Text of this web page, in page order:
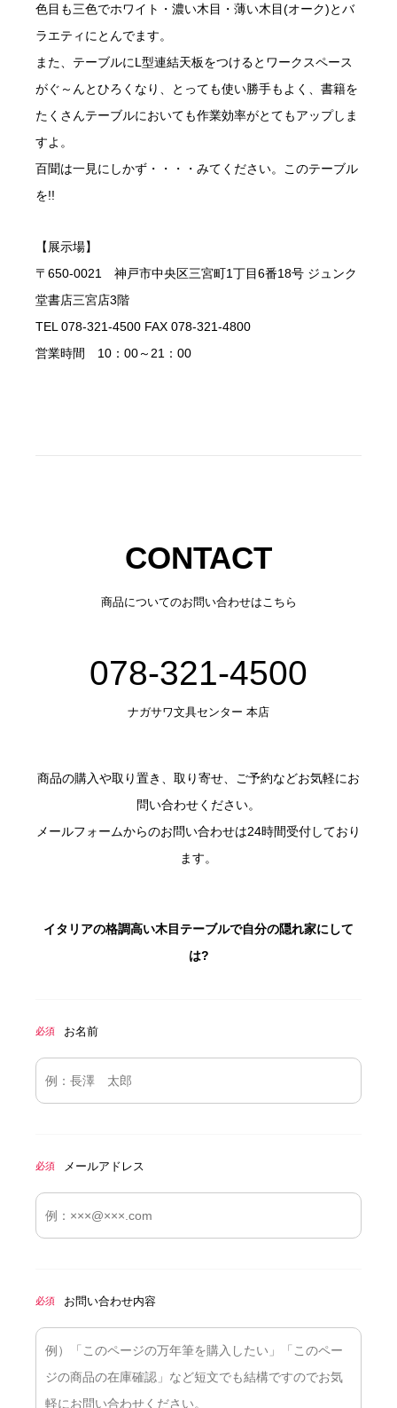
色目も三色でホワイト・濃い木目・薄い木目(オーク)とバ
ラエティにとんでます。
また、テーブルにL型連結天板をつけるとワークスペース
がぐ～んとひろくなり、とっても使い勝手もよく、書籍を
たくさんテーブルにおいても作業効率がとてもアップしま
すよ。
百聞は一見にしかず・・・・みてください。このテーブル
を!!
【展示場】
〒650-0021 神戸市中央区三宮町1丁目6番18号 ジュンク
堂書店三宮店3階
TEL 078-321-4500 FAX 078-321-4800
営業時間 10：00～21：00
CONTACT
商品についてのお問い合わせはこちら
078-321-4500
ナガサワ文具センター 本店
商品の購入や取り置き、取り寄せ、ご予約などお気軽にお
問い合わせください。
メールフォームからのお問い合わせは24時間受付しており
ます。
イタリアの格調高い木目テーブルで自分の隠れ家にして
は?
必須 お名前
必須 メールアドレス
必須 お問い合わせ内容